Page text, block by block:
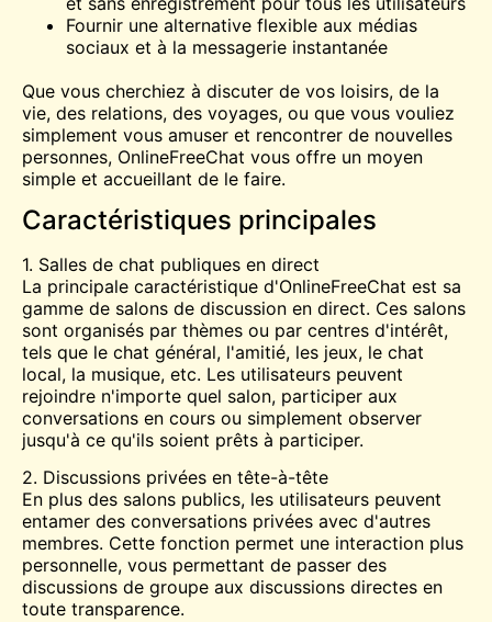
Fournir une alternative flexible aux médias
sociaux et à la messagerie instantanée
Que vous cherchiez à discuter de vos loisirs, de la
vie, des relations, des voyages, ou que vous vouliez
simplement vous amuser et rencontrer de nouvelles
personnes, OnlineFreeChat vous offre un moyen
simple et accueillant de le faire.
Caractéristiques principales
1. Salles de chat publiques en direct
La principale caractéristique d'OnlineFreeChat est sa
gamme de salons de discussion en direct. Ces salons
sont organisés par thèmes ou par centres d'intérêt,
tels que le chat général, l'amitié, les jeux, le chat
local, la musique, etc. Les utilisateurs peuvent
rejoindre n'importe quel salon, participer aux
conversations en cours ou simplement observer
jusqu'à ce qu'ils soient prêts à participer.
2. Discussions privées en tête-à-tête
En plus des salons publics, les utilisateurs peuvent
entamer des conversations privées avec d'autres
membres. Cette fonction permet une interaction plus
personnelle, vous permettant de passer des
discussions de groupe aux discussions directes en
toute transparence.